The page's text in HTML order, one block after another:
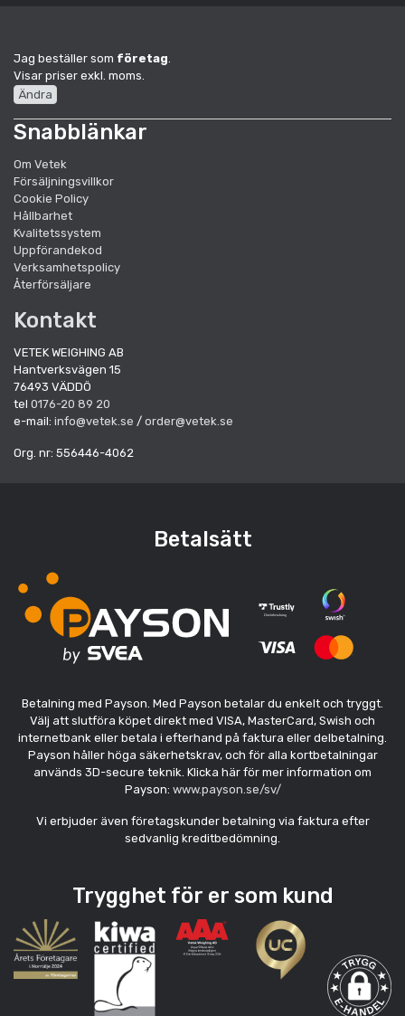
Jag beställer som företag.
Visar priser exkl. moms.
Ändra
Snabblänkar
Om Vetek
Försäljningsvillkor
Cookie Policy
Hållbarhet
Kvalitetssystem
Uppförandekod
Verksamhetspolicy
Återförsäljare
Kontakt
VETEK WEIGHING AB
Hantverksvägen 15
76493 VÄDDÖ
tel 0176-20 89 20
e-mail: info@vetek.se / order@vetek.se
Org. nr: 556446-4062
Betalsätt
Betalning med Payson. Med Payson betalar du enkelt och tryggt.
Välj att slutföra köpet direkt med VISA, MasterCard, Swish och
internetbank eller betala i efterhand på faktura eller delbetalning.
Payson håller höga säkerhetskrav, och för alla kortbetalningar
används 3D-secure teknik. Klicka här för mer information om
Payson: www.payson.se/sv/
Vi erbjuder även företagskunder betalning via faktura efter
sedvanlig kreditbedömning.
Trygghet för er som kund